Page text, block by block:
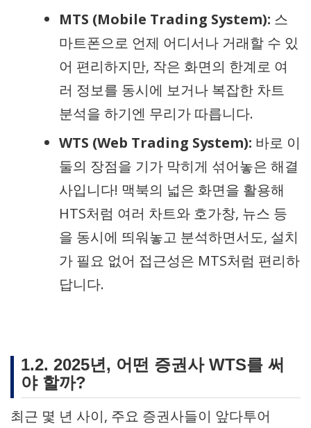
MTS (Mobile Trading System): 스
마트폰으로 언제 어디서나 거래할 수 있
어 편리하지만, 작은 화면의 한계로 여
러 정보를 동시에 보거나 복잡한 차트
분석을 하기엔 무리가 따릅니다.
WTS (Web Trading System): 바로 이
둘의 장점을 기가 막히게 섞어놓은 해결
사입니다! 맥북의 넓은 화면을 활용해
HTS처럼 여러 차트와 호가창, 뉴스 등
을 동시에 띄워놓고 분석하면서도, 설치
가 필요 없어 접근성은 MTS처럼 편리하
답니다.
1.2. 2025년, 어떤 증권사 WTS를 써
야 할까?
최근 몇 년 사이, 주요 증권사들이 앞다투어